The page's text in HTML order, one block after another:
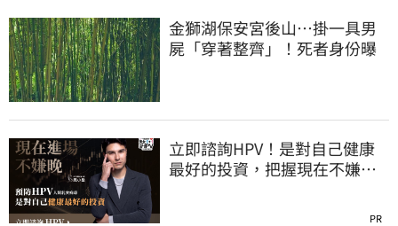
金獅湖保安宮後山…掛一具男
屍「穿著整齊」！死者身份曝
立即諮詢HPV！是對自己健康
最好的投資，把握現在不嫌
PR